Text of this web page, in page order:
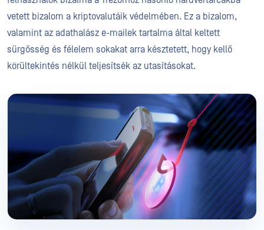
vetett bizalom a kriptovalutáik védelmében. Ez a bizalom,
valamint az adathalász e-mailek tartalma által keltett
sürgősség és félelem sokakat arra késztetett, hogy kellő
körültekintés nélkül teljesítsék az utasításokat.